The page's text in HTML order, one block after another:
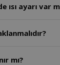
ayarı var
mı?